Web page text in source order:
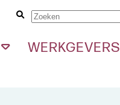
WERKGEVERS